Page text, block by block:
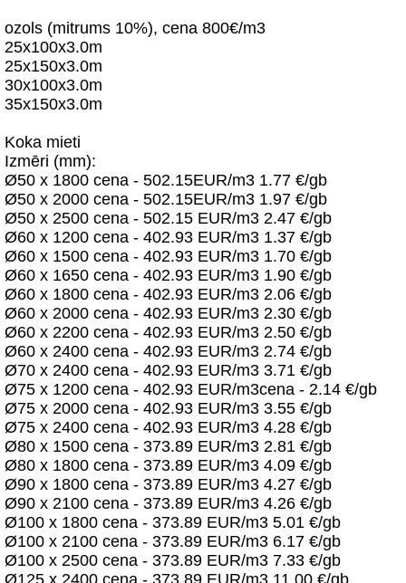
ozols (mitrums 10%), cena 800€/m3
25x100x3.0m
25x150x3.0m
30x100x3.0m
35x150x3.0m
Koka mieti
Izmēri (mm):
Ø50 x 1800 cena - 502.15EUR/m3 1.77 €/gb
Ø50 x 2000 cena - 502.15EUR/m3 1.97 €/gb
Ø50 x 2500 cena - 502.15 EUR/m3 2.47 €/gb
Ø60 x 1200 cena - 402.93 EUR/m3 1.37 €/gb
Ø60 x 1500 cena - 402.93 EUR/m3 1.70 €/gb
Ø60 x 1650 cena - 402.93 EUR/m3 1.90 €/gb
Ø60 x 1800 cena - 402.93 EUR/m3 2.06 €/gb
Ø60 x 2000 cena - 402.93 EUR/m3 2.30 €/gb
Ø60 x 2200 cena - 402.93 EUR/m3 2.50 €/gb
Ø60 x 2400 cena - 402.93 EUR/m3 2.74 €/gb
Ø70 x 2400 cena - 402.93 EUR/m3 3.71 €/gb
Ø75 x 1200 cena - 402.93 EUR/m3cena - 2.14 €/gb
Ø75 x 2000 cena - 402.93 EUR/m3 3.55 €/gb
Ø75 x 2400 cena - 402.93 EUR/m3 4.28 €/gb
Ø80 x 1500 cena - 373.89 EUR/m3 2.81 €/gb
Ø80 x 1800 cena - 373.89 EUR/m3 4.09 €/gb
Ø90 x 1800 cena - 373.89 EUR/m3 4.27 €/gb
Ø90 x 2100 cena - 373.89 EUR/m3 4.26 €/gb
Ø100 x 1800 cena - 373.89 EUR/m3 5.01 €/gb
Ø100 x 2100 cena - 373.89 EUR/m3 6.17 €/gb
Ø100 x 2500 cena - 373.89 EUR/m3 7.33 €/gb
Ø125 x 2400 cena - 373.89 EUR/m3 11.00 €/gb